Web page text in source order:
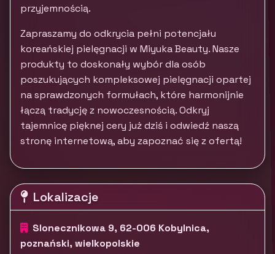
przyjemnością.
Zapraszamy do odkrycia pełni potencjału
koreańskiej pielęgnacji w Miyuka Beauty. Nasze
produkty to doskonały wybór dla osób
poszukujących kompleksowej pielęgnacji opartej
na sprawdzonych formułach, które harmonijnie
łączą tradycję z nowoczesnością. Odkryj
tajemnicę pięknej cery już dziś i odwiedź naszą
stronę internetową, aby zapoznać się z ofertą!
Lokalizacje
Slonecznikowa 9, 62-006 Kobylnica,
poznański, wielkopolskie